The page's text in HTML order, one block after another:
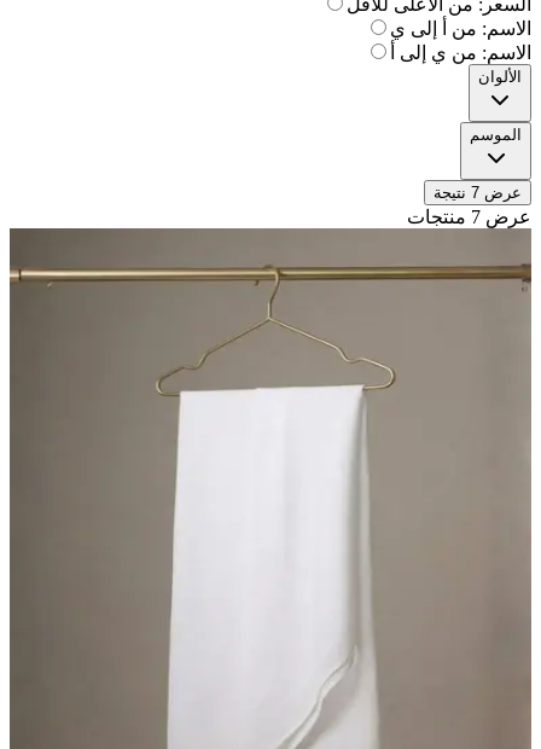
السعر: من الأعلى للأقل
الاسم: من أ إلى ي
الاسم: من ي إلى أ
الألوان
الموسم
عرض 7 نتيجة
عرض 7 منتجات